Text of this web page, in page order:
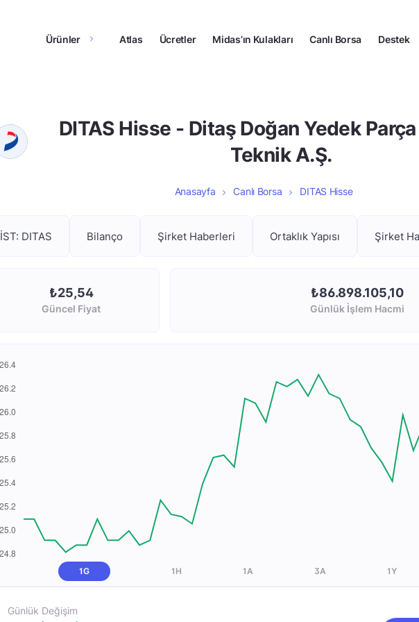
Ürünler Atlas Ücretler Midas’ın Kulakları Canlı Borsa Destek
DITAS Hisse - Ditaş Doğan Yedek
Teknik A.Ş.
Anasayfa Canlı Borsa DITAS Hisse
İST: DITAS Bilanço Şirket Haberleri Ortaklık Yapısı Şirket
₺25,54
Güncel Fiyat
₺86.898.105,10
Günlük İşlem Hacmi
1G 1H 1A 3A 1Y
Günlük Değişim